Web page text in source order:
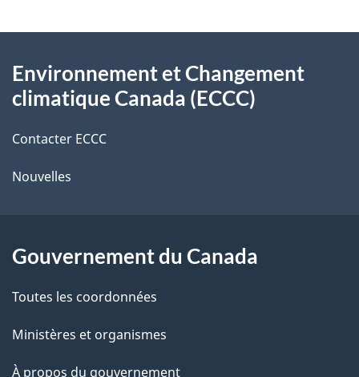
l
s
d
e
l
a
g
e
o
t
r
r
t
a
c
i
o
propos
ce
site
Environnement et Changement
climatique Canada (ECCC)
Contacter ECCC
Nouvelles
Gouvernement du Canada
Toutes les coordonnées
Ministères et organismes
À propos du gouvernement